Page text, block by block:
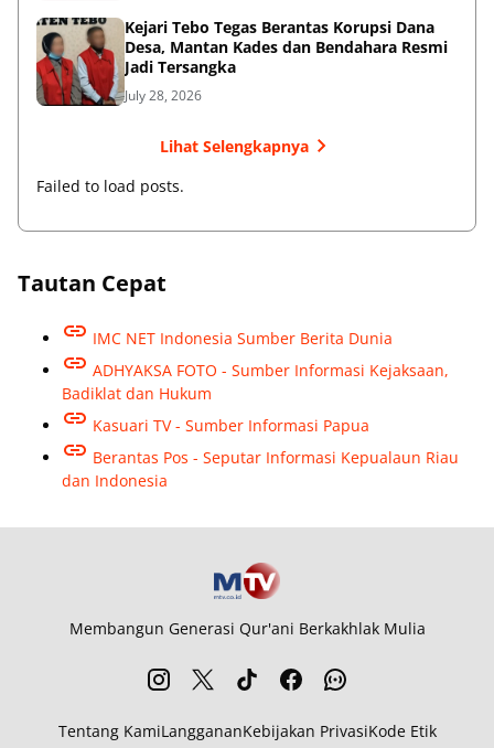
Kejari Tebo Tegas Berantas Korupsi Dana
Desa, Mantan Kades dan Bendahara Resmi
Jadi Tersangka
July 28, 2026
Lihat Selengkapnya
Failed to load posts.
Tautan Cepat
IMC NET Indonesia Sumber Berita Dunia
ADHYAKSA FOTO - Sumber Informasi Kejaksaan,
Badiklat dan Hukum
Kasuari TV - Sumber Informasi Papua
Berantas Pos - Seputar Informasi Kepualaun Riau
dan Indonesia
Membangun Generasi Qur'ani Berkakhlak Mulia
Tentang KamiLanggananKebijakan PrivasiKode Etik